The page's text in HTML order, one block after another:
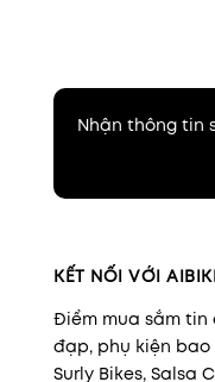
Nhận thông tin
KẾT NỐI VỚI
Điểm mua sắm
đạp, phụ kiện bao
Surly Bikes, Salsa